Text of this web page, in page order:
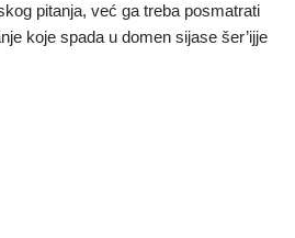
pitanja, već ga treba posmatrati
koje spada u domen sijase šer’ijje